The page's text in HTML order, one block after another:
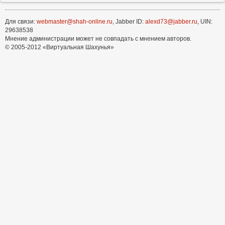
Для связи: webmaster@shah-online.ru, Jabber ID: alexd73@jabber.ru, UIN:
29638538
Мнение администрации может не совпадать с мнением авторов.
© 2005-2012 «Виртуальная Шахунья»